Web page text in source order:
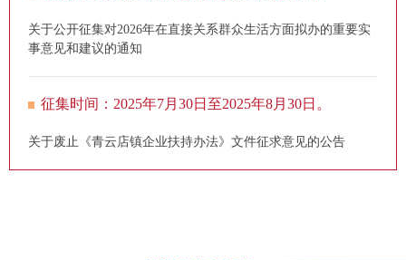
关于公开征集对2026年在直接关系群众生活方面拟办的重要实
事意见和建议的通知
征集时间：2025年7月30日至2025年8月30日。
关于废止《青云店镇企业扶持办法》文件征求意见的公告